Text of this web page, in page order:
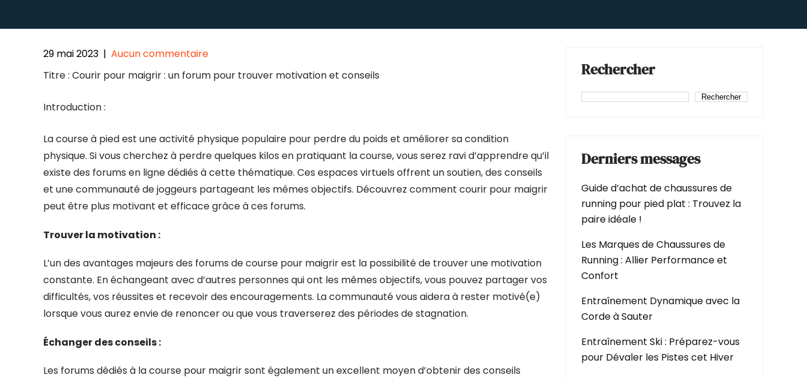
29 mai 2023 | Aucun commentaire
Titre : Courir pour maigrir : un forum pour trouver motivation et conseils
Introduction :
La course à pied est une activité physique populaire pour perdre du poids et améliorer sa condition
physique. Si vous cherchez à perdre quelques kilos en pratiquant la course, vous serez ravi d’apprendre qu’il
existe des forums en ligne dédiés à cette thématique. Ces espaces virtuels offrent un soutien, des conseils
et une communauté de joggeurs partageant les mêmes objectifs. Découvrez comment courir pour maigrir
peut être plus motivant et efficace grâce à ces forums.
Trouver la motivation :
L’un des avantages majeurs des forums de course pour maigrir est la possibilité de trouver une motivation
constante. En échangeant avec d’autres personnes qui ont les mêmes objectifs, vous pouvez partager vos
difficultés, vos réussites et recevoir des encouragements. La communauté vous aidera à rester motivé(e)
lorsque vous aurez envie de renoncer ou que vous traverserez des périodes de stagnation.
Échanger des conseils :
Les forums dédiés à la course pour maigrir sont également un excellent moyen d’obtenir des conseils
Rechercher
Rechercher
Derniers messages
Guide d’achat de chaussures de
running pour pied plat : Trouvez la
paire idéale !
Les Marques de Chaussures de
Running : Allier Performance et
Confort
Entraînement Dynamique avec la
Corde à Sauter
Entraînement Ski : Préparez-vous
pour Dévaler les Pistes cet Hiver